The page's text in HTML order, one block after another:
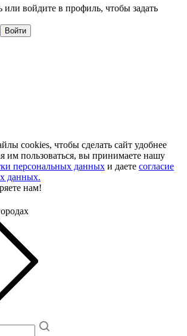
или войдите в профиль, чтобы задать
Войти
cookies, чтобы сделать сайт удобнее
им пользоваться, вы принимаете нашу
персональных данных и даете согласие
данных.
нам!